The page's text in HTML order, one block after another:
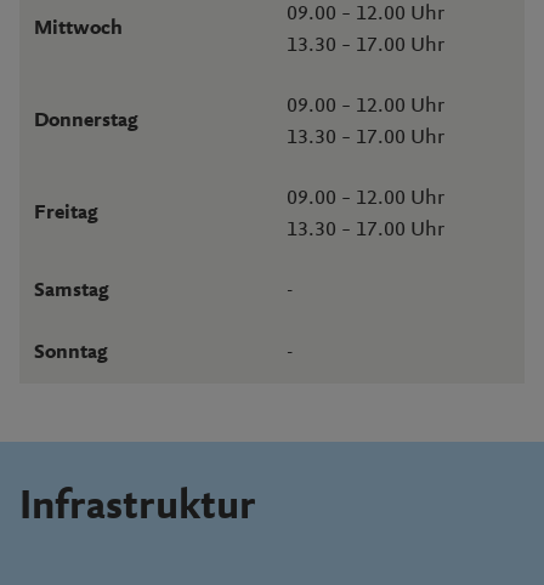
Mittwoch
09.00 – 12.00 Uhr
13.30 – 17.00 Uhr
Donnerstag
09.00 – 12.00 Uhr
13.30 – 17.00 Uhr
Freitag
09.00 – 12.00 Uhr
13.30 – 17.00 Uhr
Samstag -
Sonntag -
Infrastruktur